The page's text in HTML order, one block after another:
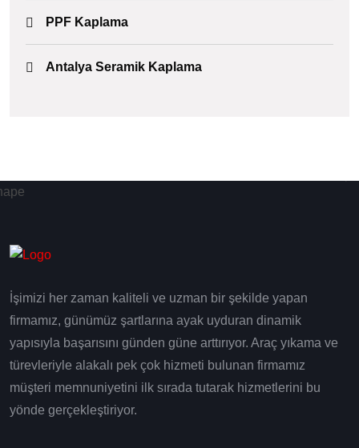
PPF Kaplama
Antalya Seramik Kaplama
İşimizi her zaman kaliteli ve uzman bir şekilde yapan
firmamız, günümüz şartlarına ayak uyduran dinamik
yapısıyla başarısını günden güne arttırıyor. Araç yıkama ve
türevleriyle alakalı pek çok hizmeti bulunan firmamız
müşteri memnuniyetini ilk sırada tutarak hizmetlerini bu
yönde gerçekleştiriyor.